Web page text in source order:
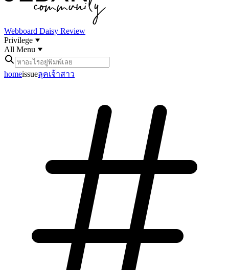
Webboard Daisy Review
Privilege
All Menu
homeissueลุคเจ้าสาว